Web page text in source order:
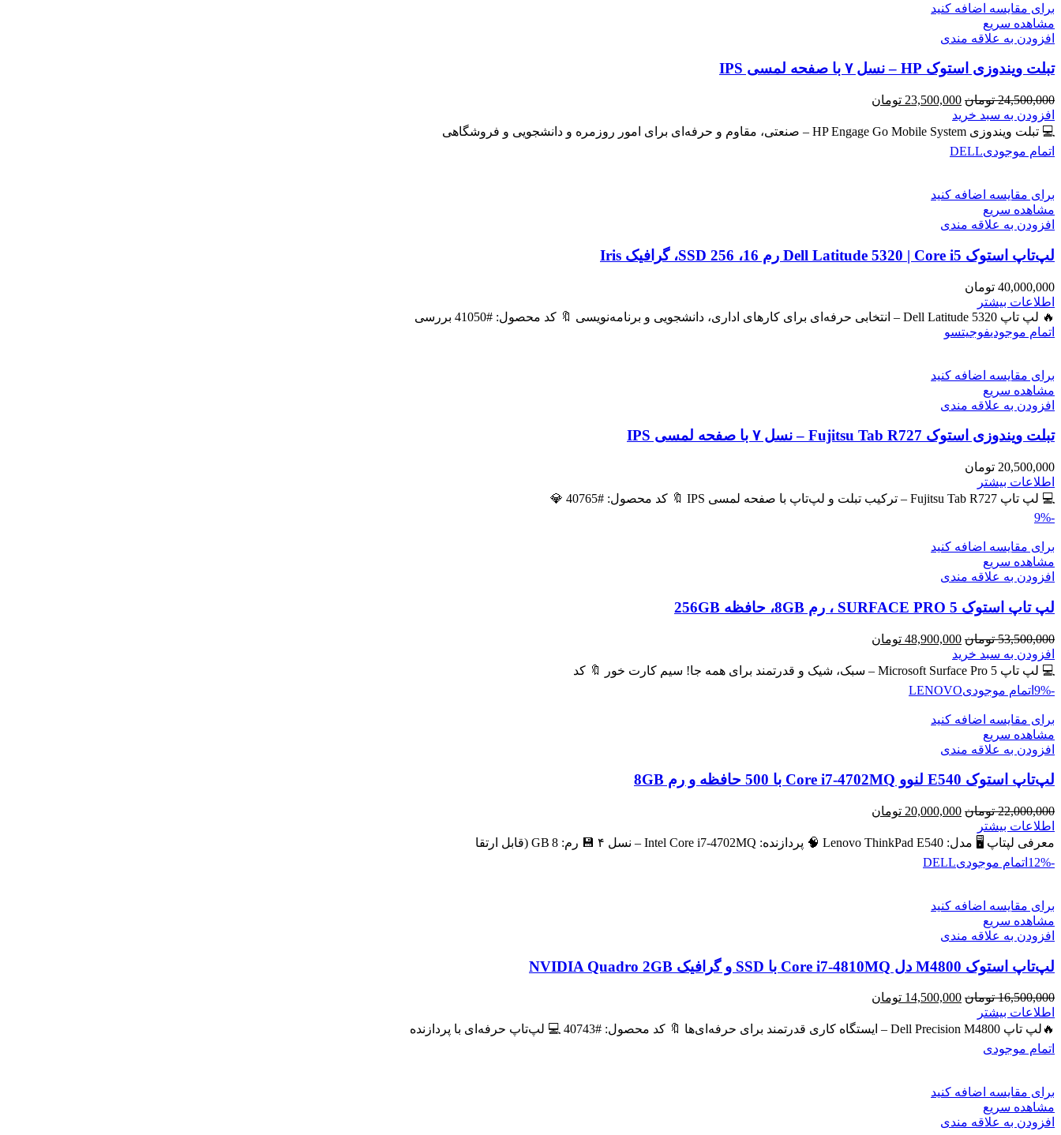
برای مقایسه اضافه کنید
مشاهده سریع
افزودن به علاقه مندی
تبلت ویندوزی استوک HP – نسل ۷ با صفحه لمسی IPS
24,500,000 تومان قیمت
اصلی
24,500,000 تومان
بود.
23,500,000 تومان
23,500,000 تومان
افزودن به سبد خرید
💻 تبلت ویندوزی HP Engage Go Mobile System – صنعتی، مقاوم و حرفه‌ای برای امور روزمره و دانشجویی و فروشگاهی
اتمام موجودیDELL
برای مقایسه اضافه کنید
مشاهده سریع
افزودن به علاقه مندی
لپ‌تاپ استوک Dell Latitude 5320 | Core i5 رم 16، SSD 256، گرافیک Iris
40,000,000 تومان
اطلاعات بیشتر
🔥 لپ تاپ Dell Latitude 5320 – انتخابی حرفه‌ای برای کارهای اداری، دانشجویی و برنامه‌نویسی 🔖 کد محصول: #41050 بررسی
اتمام موجودیفوجیتسو
برای مقایسه اضافه کنید
مشاهده سریع
افزودن به علاقه مندی
تبلت ویندوزی استوک Fujitsu Tab R727 – نسل ۷ با صفحه لمسی IPS
20,500,000 تومان
اطلاعات بیشتر
💻 لپ تاپ Fujitsu Tab R727 – ترکیب تبلت و لپ‌تاپ با صفحه لمسی IPS 🔖 کد محصول: #40765 💎
-9%
برای مقایسه اضافه کنید
مشاهده سریع
افزودن به علاقه مندی
لپ تاپ استوک SURFACE PRO 5 ، رم 8GB، حافظه 256GB
53,500,000 تومان قیمت
اصلی
53,500,000 تومان
بود.
48,900,000 تومان
48,900,000 تومان
افزودن به سبد خرید
💻 لپ تاپ Microsoft Surface Pro 5 – سبک، شیک و قدرتمند برای همه جا! سیم کارت خور 🔖 کد
-9%
اتمام موجودیLENOVO
برای مقایسه اضافه کنید
مشاهده سریع
افزودن به علاقه مندی
لپ‌تاپ استوک E540 لنوو Core i7-4702MQ با 500 حافظه و رم 8GB
22,000,000 تومان قیمت
22,000,000 تومان
بود.
20,000,000 تومان
20,000,000 تومان
اطلاعات بیشتر
معرفی لپتاپ 🖥️ مدل: Lenovo ThinkPad E540 🧠 پردازنده: Intel Core i7‑4702MQ – نسل ۴ 💾 رم: 8 GB (قابل ارتقا
-12%
اتمام موجودیDELL
برای مقایسه اضافه کنید
مشاهده سریع
افزودن به علاقه مندی
لپ‌تاپ استوک M4800 دل Core i7-4810MQ با SSD و گرافیک NVIDIA Quadro 2GB
16,500,000 تومان قیمت
16,500,000 تومان
14,500,000 تومان
14,500,000 تومان
اطلاعات بیشتر
🔥لپ تاپ Dell Precision M4800 – ایستگاه کاری قدرتمند برای حرفه‌ای‌ها 🔖 کد محصول: #40743 💻 لپ‌تاپ حرفه‌ای با پردازنده
اتمام موجودی
برای مقایسه اضافه کنید
مشاهده سریع
افزودن به علاقه مندی